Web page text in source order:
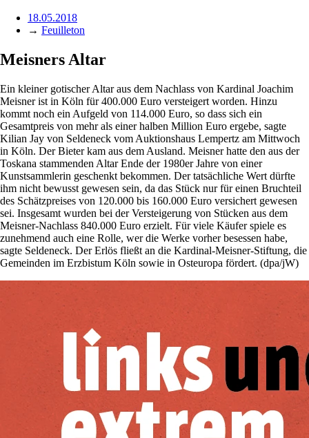
18.05.2018
→ Feuilleton
Meisners Altar
Ein kleiner gotischer Altar aus dem Nachlass von Kardinal Joachim
Meisner ist in Köln für 400.000 Euro versteigert worden. Hinzu
kommt noch ein Aufgeld von 114.000 Euro, so dass sich ein
Gesamtpreis von mehr als einer halben Million Euro ergebe, sagte
Kilian Jay von Seldeneck vom Auktionshaus Lempertz am Mittwoch
in Köln. Der Bieter kam aus dem Ausland. Meisner hatte den aus der
Toskana stammenden Altar Ende der 1980er Jahre von einer
Kunstsammlerin geschenkt bekommen. Der tatsächliche Wert dürfte
ihm nicht bewusst gewesen sein, da das Stück nur für einen Bruchteil
des Schätzpreises von 120.000 bis 160.000 Euro versichert gewesen
sei. Insgesamt wurden bei der Versteigerung von Stücken aus dem
Meisner-Nachlass 840.000 Euro erzielt. Für viele Käufer spiele es
zunehmend auch eine Rolle, wer die Werke vorher besessen habe,
sagte Seldeneck. Der Erlös fließt an die Kardinal-Meisner-Stiftung, die
Gemeinden im Erzbistum Köln sowie in Osteuropa fördert. (dpa/jW)